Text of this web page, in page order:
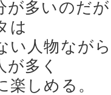
が多いのだが
は
い人物ながら
多く
楽しめる。